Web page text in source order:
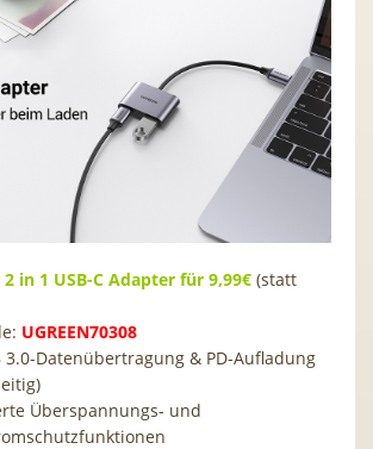
2 in 1 USB-C Adapter für 9,99€ (statt
UGREEN70308
3.0-Datenübertragung & PD-Aufladung
Überspannungs- und